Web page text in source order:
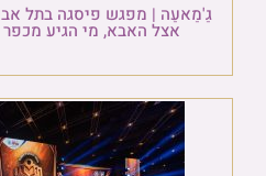
גַ'מַאעַה | מפגש פיסגה בתל
אצל האבא, מי הגיע מכפר